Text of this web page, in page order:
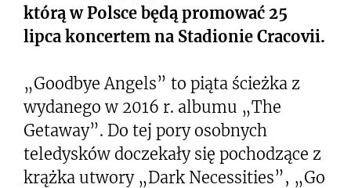
którą w Polsce będą promować 25
lipca koncertem na Stadionie Cracovii.
„Goodbye Angels” to piąta ścieżka z
wydanego w 2016 r. albumu „The
Getaway”. Do tej pory osobnych
teledysków doczekały się pochodzące z
krążka utwory „Dark Necessities”, „Go